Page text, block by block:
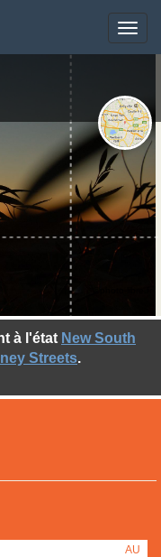
Toggle
AU
à l'état New South
Streets.
Toggle